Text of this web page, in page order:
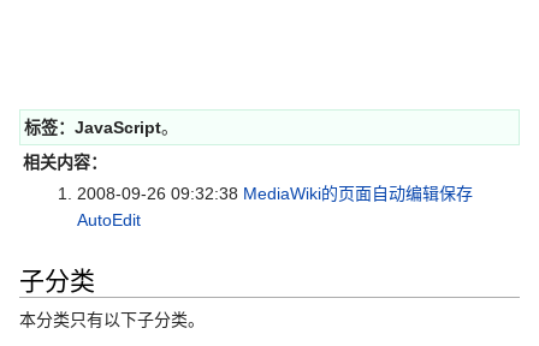
标签： JavaScript。
相关内容：
2008-09-26 09:32:38 MediaWiki的页面自动编辑保存
AutoEdit
子分类
本分类只有以下子分类。